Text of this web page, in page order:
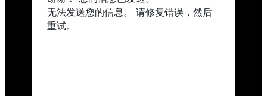
无法发送您的信息。 请修复错误，然后
重试。